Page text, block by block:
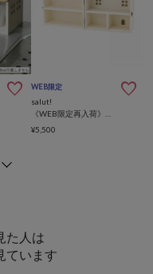
WEB限定
salut!
¥5,500
た人は
ています